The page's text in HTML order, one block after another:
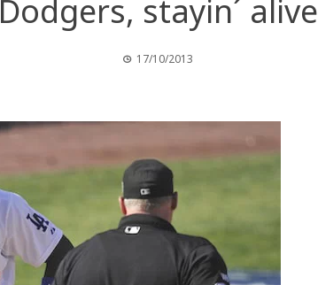
Dodgers, stayin´ alive
17/10/2013